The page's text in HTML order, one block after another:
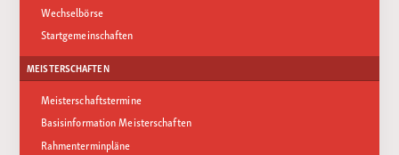
Wechselbörse
Startgemeinschaften
MEISTERSCHAFTEN
Meisterschaftstermine
Basisinformation Meisterschaften
Rahmenterminpläne